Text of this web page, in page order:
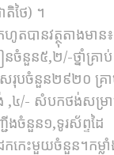
តិថៃ) ។
តបានវត្ថុតាងមាន៖
នចំនួន៥,២/-ថ្នាំគ្
បចំនួន២៩២០ គ្រ
,៤/- សំបកថង់សម្រ
ចំនួន១,ទូរស័ព្ទដៃ
កេះមួយចំនួន។កម្ល